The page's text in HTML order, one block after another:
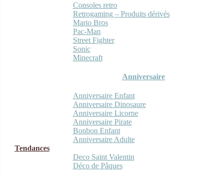
Consoles retro
Retrogaming – Produits dérivés
Mario Bros
Pac-Man
Street Fighter
Sonic
Minecraft
Anniversaire
Anniversaire Enfant
Anniversaire Dinosaure
Anniversaire Licorne
Anniversaire Pirate
Bonbon Enfant
Anniversaire Adulte
Tendances
Deco Saint Valentin
Déco de Pâques